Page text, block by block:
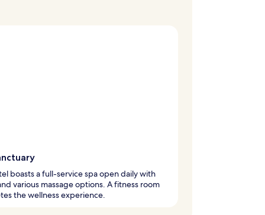
boasts a full-service spa open daily with
various massage options. A fitness room
the wellness experience.